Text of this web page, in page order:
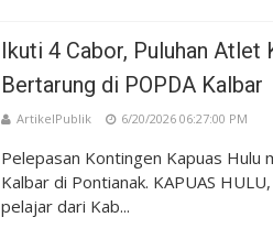
Ikuti 4 Cabor, Puluhan Atlet
Bertarung di POPDA Kalbar
ArtikelPublik 6/20/2026 06:27:00 PM
Pelepasan Kontingen Kapuas Hulu
Kalbar di Pontianak. KAPUAS
pelajar dari Kab...